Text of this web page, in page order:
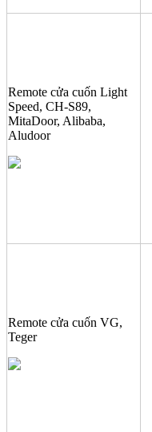
Remote cửa cuốn Light
Speed, CH-S89,
MitaDoor, Alibaba,
Aludoor
Remote cửa cuốn VG,
Teger